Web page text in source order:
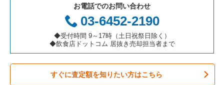
お弁当・惣菜・デリの居抜き売却物件の案件一覧
カラオケ・パブ・スナックの居抜き売却物件の案件一覧
バーの居抜き売却物件の案件一覧
居酒屋・ダイニングバーの居抜き売却物件の案件一覧
三重県の飲食店の居抜き売却物件の案件一覧
横浜市神奈川区の飲食店の居抜き売却物件の案件一覧
横浜市都筑区の飲食店の居抜き売却物件の案件一覧
横浜市西区の飲食店の居抜き売却物件の案件一覧
川崎市宮前区の飲食店の居抜き売却物件の案件一覧
神奈川県のアジア料理の居抜き売却物件の案件一覧
神奈川県のカフェの居抜き売却物件の案件一覧
神奈川県のテイクアウトの居抜き売却物件の案件一覧
神奈川県のお弁当・惣菜・デリの居抜き売却物件の案件一覧
川崎市中原区のカフェの居抜き売却物件の案件一覧
川崎市中原区のテイクアウトの居抜き売却物件の案件一覧
川崎市中原区のお弁当・惣菜・デリの居抜き売却物件の案件一
お電話でのお問い合わせ
03-6452-2190
◆受付時間 9～17時（土日祝祭日除く）
◆飲食店ドットコム 居抜き売却担当者まで
すぐに査定額を知りたい方はこちら